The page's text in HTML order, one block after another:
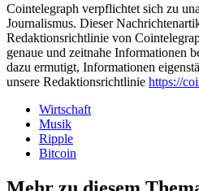
Cointelegraph verpflichtet sich zu
Journalismus. Dieser
Redaktionsrichtlinie von
genaue und zeitnahe Informationen
dazu ermutigt, Informationen
unsere Redaktionsrichtlinie https://
Wirtschaft
Musik
Ripple
Bitcoin